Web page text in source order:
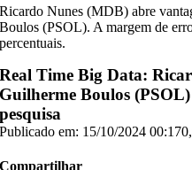
Ricardo Nunes (MDB) abre
Boulos (PSOL). A margem de
percentuais.
Real Time Big Data:
Guilherme Boulos (PSOL)
pesquisa
Publicado em: 15/10/2024 00:17
Compartilhar